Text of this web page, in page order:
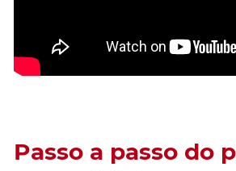
Passo a passo do